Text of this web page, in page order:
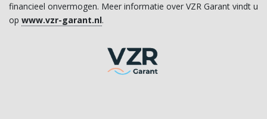
financieel onvermogen. Meer informatie over VZR Garant vindt u
op www.vzr-garant.nl.